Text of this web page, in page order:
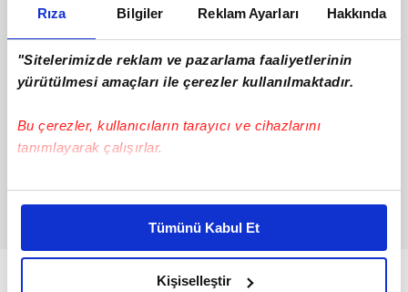
Rıza Bilgiler Reklam Ayarları Hakkında
"Sitelerimizde reklam ve pazarlama faaliyetlerinin
yürütülmesi amaçları ile çerezler kullanılmaktadır.
Bu çerezler, kullanıcıların tarayıcı ve cihazlarını
tanımlayarak çalışırlar.
Bu çerezlere izin vermeniz halinde sizlere özel
daha iyi reklam deneyimi yaşatabiliriz. Bunu yaparken
amacımızın size daha iyi bir reklam deneyimi sunmak
olduğunu ve sizlere en iyi içerikleri sunabilmek adına
Tümünü Kabul Et
Kişiselleştir